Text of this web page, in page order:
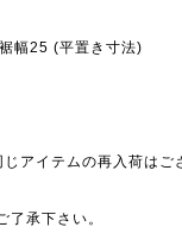
幅25 (平置き寸法)
アイテムの再入荷はご
了承下さい。